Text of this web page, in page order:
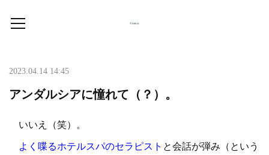
2023.04.14 14:45
アンダルシアに憧れて（？）。
いいえ（笑）。
よく喋るホテルスパのセラピスト と会話が弾み（という